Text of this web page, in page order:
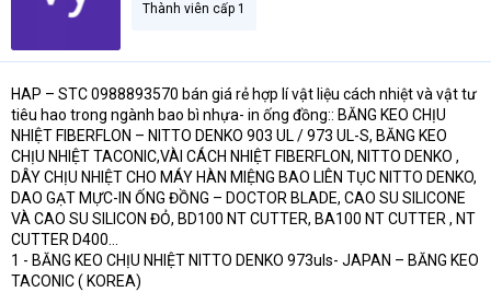
Thành viên cấp 1
HAP – STC 0988893570 bán giá rẻ hợp lí vật liệu cách nhiệt và vật tư
tiêu hao trong ngành bao bì nhựa- in ống đồng:: BĂNG KEO CHỊU
NHIỆT FIBERFLON – NITTO DENKO 903 UL / 973 UL-S, BĂNG KEO
CHỊU NHIỆT TACONIC,VÀI CÁCH NHIỆT FIBERFLON, NITTO DENKO ,
DÂY CHỊU NHIỆT CHO MÁY HÀN MIỆNG BAO LIÊN TỤC NITTO DENKO,
DAO GẠT MỰC-IN ỐNG ĐỒNG – DOCTOR BLADE, CAO SU SILICONE
VÀ CAO SU SILICON ĐỎ, BD100 NT CUTTER, BA100 NT CUTTER , NT
CUTTER D400…
1 - BĂNG KEO CHỊU NHIỆT NITTO DENKO 973uls- JAPAN – BĂNG KEO
TACONIC ( KOREA)